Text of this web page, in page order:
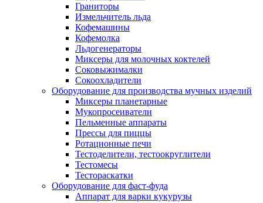
Граниторы
Измельчитель льда
Кофемашины
Кофемолка
Льдогенераторы
Миксеры для молочных коктелей
Соковыжималки
Сокоохладители
Оборудование для производства мучных изделий
Миксеры планетарные
Мукопросеиватели
Пельменные аппараты
Прессы для пиццы
Ротационные печи
Тестоделители, тестоокруглители
Тестомесы
Тестораскатки
Оборудование для фаст-фуда
Аппарат для варки кукурузы